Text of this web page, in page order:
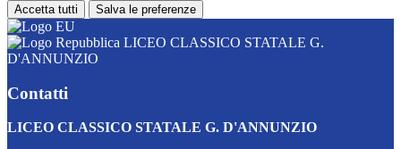
Accetta tutti Salva le preferenze
LICEO CLASSICO STATALE G.
D'ANNUNZIO
Contatti
LICEO CLASSICO STATALE G. D'ANNUNZIO